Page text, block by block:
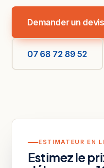
Demander un
07 68 72 89 52
ESTIMATEUR EN
Estimez le